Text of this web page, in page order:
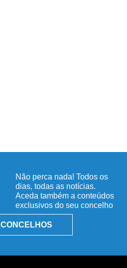
Não perca nada! Todos os
dias, todas as notícias.
Aceda também a conteúdos
exclusivos do seu concelho
CONCELHOS